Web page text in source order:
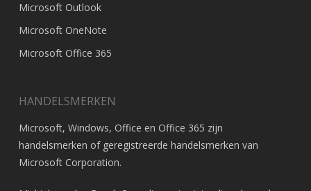
Microsoft Outlook
Microsoft OneNote
Microsoft Office 365
HANDELSMERKEN
Microsoft, Windows, Office en Office 365 zijn
handelsmerken of geregistreerde handelsmerken van
Microsoft Corporation.